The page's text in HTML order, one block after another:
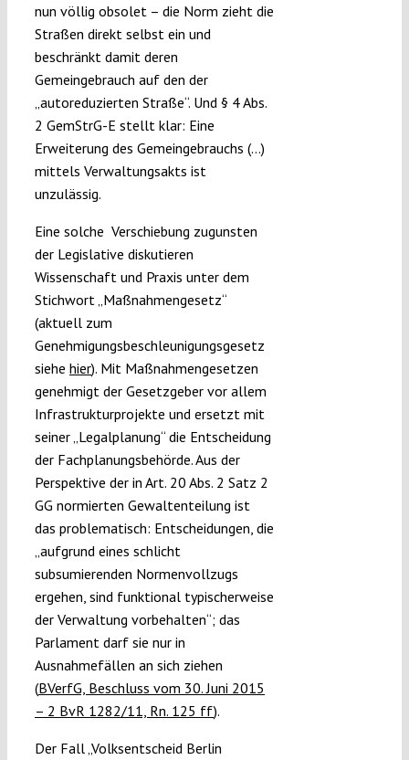
nun völlig obsolet – die Norm zieht die
Straßen direkt selbst ein und
beschränkt damit deren
Gemeingebrauch auf den der
„autoreduzierten Straße“. Und § 4 Abs.
2 GemStrG-E stellt klar: Eine
Erweiterung des Gemeingebrauchs (…)
mittels Verwaltungsakts ist
unzulässig.
Eine solche Verschiebung zugunsten
der Legislative diskutieren
Wissenschaft und Praxis unter dem
Stichwort „Maßnahmengesetz“
(aktuell zum
Genehmigungsbeschleunigungsgesetz
siehe hier). Mit Maßnahmengesetzen
genehmigt der Gesetzgeber vor allem
Infrastrukturprojekte und ersetzt mit
seiner „Legalplanung“ die Entscheidung
der Fachplanungsbehörde. Aus der
Perspektive der in Art. 20 Abs. 2 Satz 2
GG normierten Gewaltenteilung ist
das problematisch: Entscheidungen, die
„aufgrund eines schlicht
subsumierenden Normenvollzugs
ergehen, sind funktional typischerweise
der Verwaltung vorbehalten“; das
Parlament darf sie nur in
Ausnahmefällen an sich ziehen
(BVerfG, Beschluss vom 30. Juni 2015
– 2 BvR 1282/11, Rn. 125 ff).
Der Fall „Volksentscheid Berlin